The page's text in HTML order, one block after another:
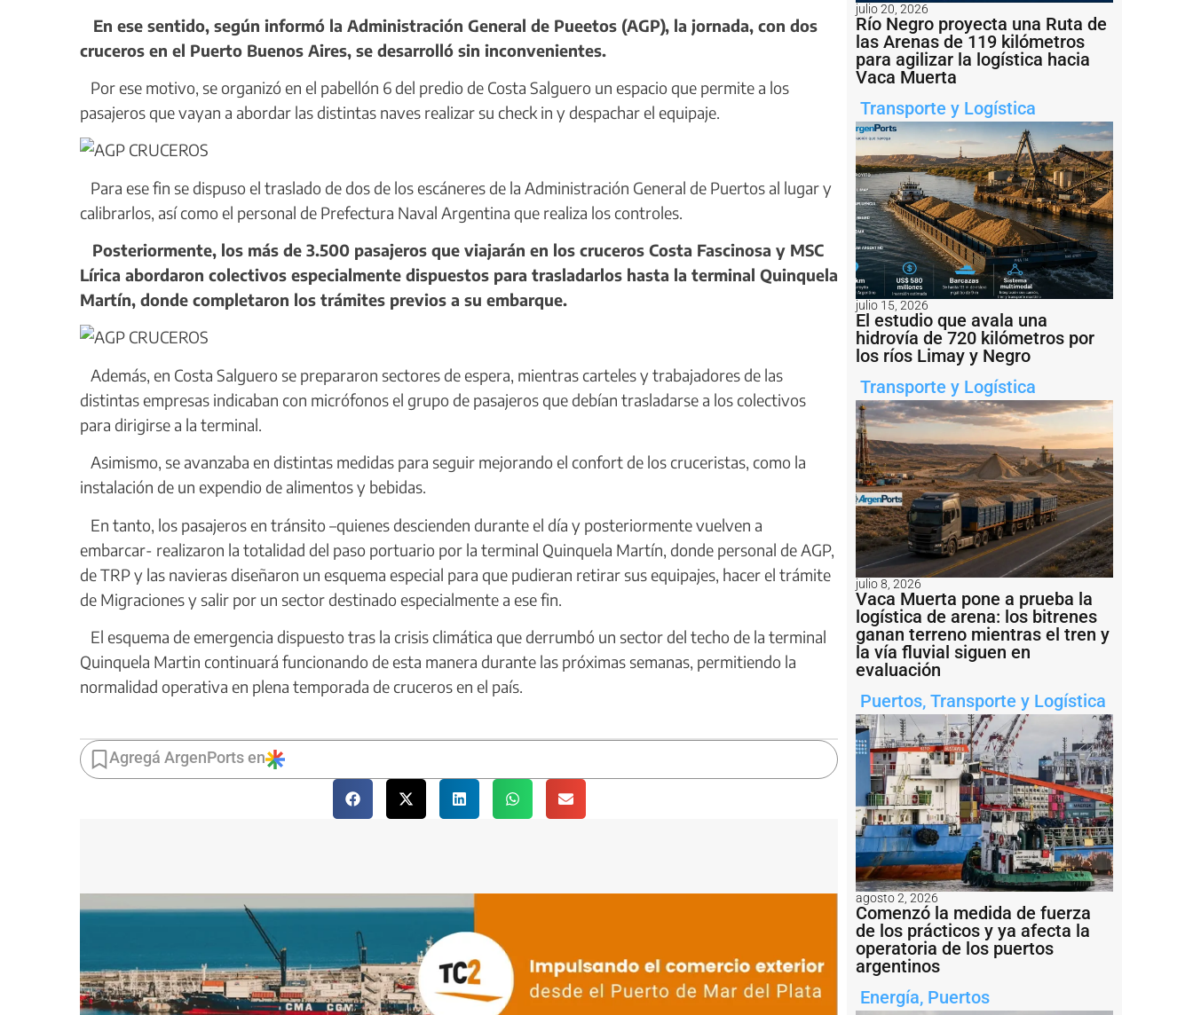
En ese sentido, según informó la Administración General de Pueetos (AGP), la jornada, con dos
cruceros en el Puerto Buenos Aires, se desarrolló sin inconvenientes.
Por ese motivo, se organizó en el pabellón 6 del predio de Costa Salguero un espacio que permite a los
pasajeros que vayan a abordar las distintas naves realizar su check in y despachar el equipaje.
Para ese fin se dispuso el traslado de dos de los escáneres de la Administración General de Puertos al lugar y
calibrarlos, así como el personal de Prefectura Naval Argentina que realiza los controles.
Posteriormente, los más de 3.500 pasajeros que viajarán en los cruceros Costa Fascinosa y MSC
Lírica abordaron colectivos especialmente dispuestos para trasladarlos hasta la terminal Quinquela
Martín, donde completaron los trámites previos a su embarque.
Además, en Costa Salguero se prepararon sectores de espera, mientras carteles y trabajadores de las
distintas empresas indicaban con micrófonos el grupo de pasajeros que debían trasladarse a los colectivos
para dirigirse a la terminal.
Asimismo, se avanzaba en distintas medidas para seguir mejorando el confort de los cruceristas, como la
instalación de un expendio de alimentos y bebidas.
En tanto, los pasajeros en tránsito –quienes descienden durante el día y posteriormente vuelven a
embarcar- realizaron la totalidad del paso portuario por la terminal Quinquela Martín, donde personal de AGP,
de TRP y las navieras diseñaron un esquema especial para que pudieran retirar sus equipajes, hacer el trámite
de Migraciones y salir por un sector destinado especialmente a ese fin.
El esquema de emergencia dispuesto tras la crisis climática que derrumbó un sector del techo de la terminal
Quinquela Martin continuará funcionando de esta manera durante las próximas semanas, permitiendo la
normalidad operativa en plena temporada de cruceros en el país.
Agregá ArgenPorts en
julio 20, 2026
Río Negro proyecta una Ruta de
las Arenas de 119 kilómetros
para agilizar la logística hacia
Vaca Muerta
Transporte y Logística
julio 15, 2026
El estudio que avala una
hidrovía de 720 kilómetros por
los ríos Limay y Negro
Transporte y Logística
julio 8, 2026
Vaca Muerta pone a prueba la
logística de arena: los bitrenes
ganan terreno mientras el tren y
la vía fluvial siguen en
evaluación
Puertos, Transporte y Logística
agosto 2, 2026
Comenzó la medida de fuerza
de los prácticos y ya afecta la
operatoria de los puertos
argentinos
Energía, Puertos